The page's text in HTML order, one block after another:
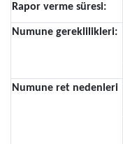
Rapor verme süresi:
Numune gereklilikleri:
Numune ret nedenleri